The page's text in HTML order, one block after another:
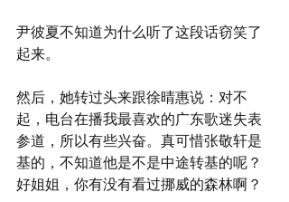
尹彼夏不知道为什么听了这段话窃笑了
起来。
然后，她转过头来跟徐晴惠说：对不
起，电台在播我最喜欢的广东歌迷失表
参道，所以有些兴奋。真可惜张敬轩是
基的，不知道他是不是中途转基的呢？
好姐姐，你有没有看过挪威的森林啊？